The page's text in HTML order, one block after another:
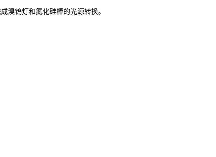
溴钨灯和氮化硅棒的光源转换。